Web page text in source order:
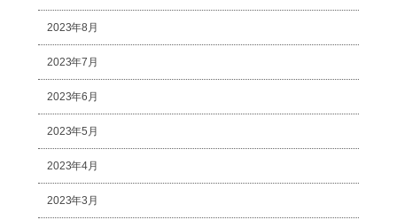
2023年8月
2023年7月
2023年6月
2023年5月
2023年4月
2023年3月